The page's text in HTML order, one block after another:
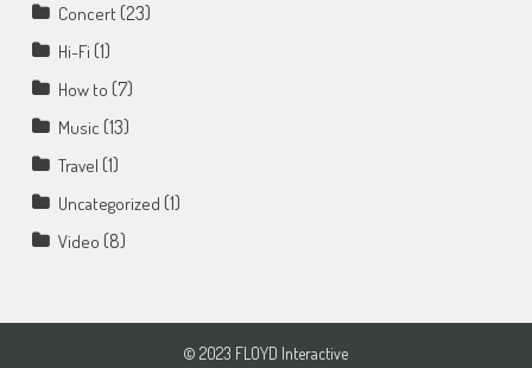
Concert(23)
Hi-Fi (1)
How to (7)
Music (13)
Travel (1)
Uncategorized (1)
Video (8)
© 2023 FLOYD Interactive